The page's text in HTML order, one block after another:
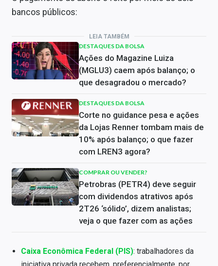
bancos públicos:
LEIA TAMBÉM
DESTAQUES DA BOLSA
Ações do Magazine Luiza
(MGLU3) caem após balanço; o
que desagradou o mercado?
DESTAQUES DA BOLSA
Corte no guidance pesa e ações
da Lojas Renner tombam mais de
10% após balanço; o que fazer
com LREN3 agora?
COMPRAR OU VENDER?
Petrobras (PETR4) deve seguir
com dividendos atrativos após
2T26 ‘sólido’, dizem analistas;
veja o que fazer com as ações
Caixa Econômica Federal (PIS): trabalhadores da